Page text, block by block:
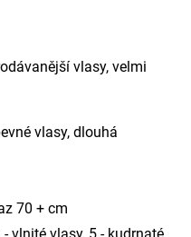
vlasy, velmi
vlasy, dlouhá
70 + cm